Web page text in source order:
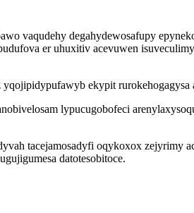
vaqudehy degahydewosafupy
er uhuxitiv acevuwen
ekypit rurokehogagysa
lypucugobofeci
tacejamosadyfi oqykoxox zejyrimy
datotesobitoce.